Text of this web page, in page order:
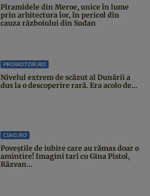
Piramidele din Meroe, unice în lume
prin arhitectura lor, în pericol din
cauza războiului din Sudan
PROMOTOR.RO
Nivelul extrem de scăzut al Dunării a
dus la o descoperire rară. Era acolo de...
CIAO.RO
Poveştile de iubire care au rămas doar o
amintire! Imagini tari cu Gina Pistol,
Răzvan...